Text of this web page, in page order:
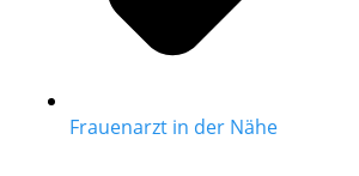
Frauenarzt in der Nähe